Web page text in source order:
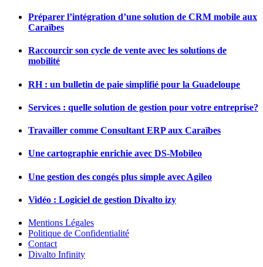
Préparer l’intégration d’une solution de CRM mobile aux
Caraïbes
Raccourcir son cycle de vente avec les solutions de
mobilité
RH : un bulletin de paie simplifié pour la Guadeloupe
Services : quelle solution de gestion pour votre entreprise?
Travailler comme Consultant ERP aux Caraïbes
Une cartographie enrichie avec DS-Mobileo
Une gestion des congés plus simple avec Agileo
Vidéo : Logiciel de gestion Divalto izy
Mentions Légales
Politique de Confidentialité
Contact
Divalto Infinity